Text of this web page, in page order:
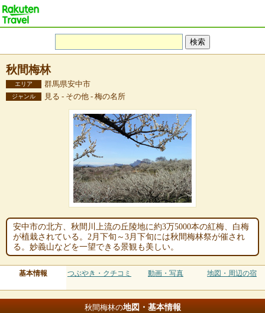
秋間梅林
エリア 群馬県安中市
ジャンル 見る - その他 - 梅の名所
安中市の北方、秋間川上流の丘陵地に約3万5000本の紅梅、白梅
が植栽されている。2月下旬～3月下旬には秋間梅林祭が催され
る。妙義山などを一望できる景観も美しい。
基本情報 つぶやき・クチコミ 動画・写真 地図・周辺の宿
秋間梅林の地図・基本情報